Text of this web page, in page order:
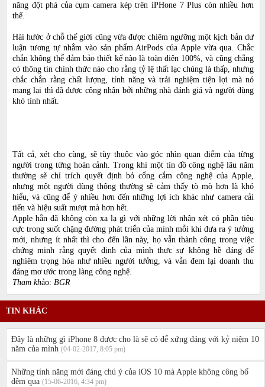
năng đột phá của cụm camera kép trên iPHone 7 Plus còn nhiều hơn
thế.
Hài hước ở chỗ thế giới cũng vừa được chiêm ngưỡng một kịch bản dư
luận tương tự nhắm vào sản phẩm AirPods của Apple vừa qua. Chắc
chắn không thể đảm bảo thiết kế nào là toàn diện 100%, và cũng chẳng
có thông tin chính thức nào cho rằng tỷ lệ thất lạc chúng là thấp, nhưng
chắc chắn rằng chất lượng, tính năng và trải nghiệm tiện lợi mà nó
mang lại thì đã được công nhận bởi những nhà đánh giá và người dùng
khó tính nhất.
Tất cả, xét cho cùng, sẽ tùy thuộc vào góc nhìn quan điểm của từng
người trong từng hoàn cảnh. Trong khi một tín đồ công nghệ lâu năm
thường sẽ chỉ trích quyết định bỏ cổng cắm công nghệ của Apple,
nhưng một người dùng thông thường sẽ cảm thấy tò mò hơn là khó
hiểu, và cũng để ý nhiều hơn đến những lợi ích khác như camera cải
tiến và hiệu suất mượt mà hơn hết.
Apple hẳn đã không còn xa lạ gì với những lời nhận xét có phần tiêu
cực trong suốt chặng đường phát triển của mình mỗi khi đưa ra ý tưởng
mới, nhưng ít nhất thì cho đến lần này, họ vẫn thành công trong việc
chứng minh rằng quyết định của mình thực sự không hề đáng để
nghiêm trọng hóa như nhiều người tưởng, và vẫn đem lại doanh thu
đáng mơ ước trong làng công nghệ.
Tham khảo: BGR
TIN KHÁC
Đây là những gì iPhone 8 được cho là sẽ có để xứng đáng với kỷ niệm 10
năm của mình (04-02-2017, 8:05 pm)
Những tính năng mới đáng chú ý của iOS 10 mà Apple không công bố
đêm qua (15-06-2016, 4:34 pm)